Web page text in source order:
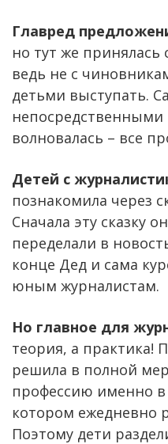
Главред
но тут же
ведь не с
детьми выступать.
волновалась – все
Детей с
познакомила через
Сначала эту сказку
переделали в
конце Дед и сама
юным журналистам.
Но главное для
теория, а практика!
решила в полной
профессию именно
котором ежедневно
Поэтому дети